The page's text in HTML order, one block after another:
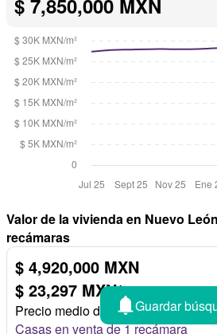
$ 7,850,000 MXN
Valor de la vivienda en Nuevo
recámaras
$ 4,920,000 MXN
$ 23,297 MXN/m²
Precio medio de 1 recámara
Casas en venta de 1 recámara
Guardar